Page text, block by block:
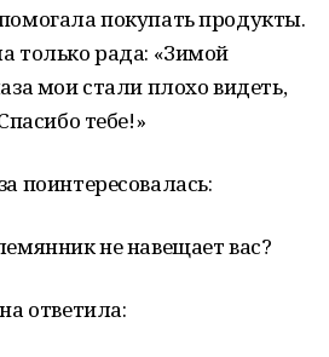
покупать продукты.
только рада: «Зимой
мои стали плохо видеть,
тебе!»
поинтересовалась:
не навещает вас?
ответила: